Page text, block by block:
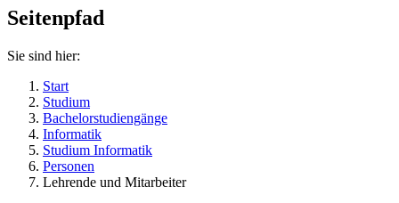
Seitenpfad
Sie sind hier:
Start
Studium
Bachelorstudiengänge
Informatik
Studium Informatik
Personen
Lehrende und Mitarbeiter